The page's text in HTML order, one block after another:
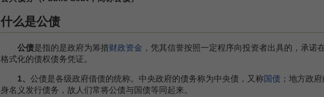
什么是公债
公债是指的是政府为筹措财政资金 ，凭其信誉按照一定程序向投资者出具的，承诺
格式化的债权债务凭证。
1、 公债是各级政府借债的统称。中央政府的债务称为中央债，又称国债 ；地方政府
身名义发行债务，故人们常将公债与国债等同起来。